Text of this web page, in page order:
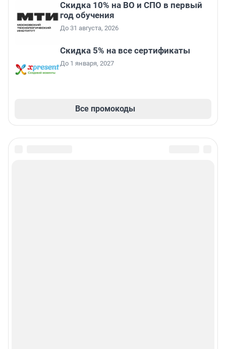
Скидка 10% на ВО и СПО в первый
год обучения
До 31 августа, 2026
Скидка 5% на все сертификаты
До 1 января, 2027
Все промокоды